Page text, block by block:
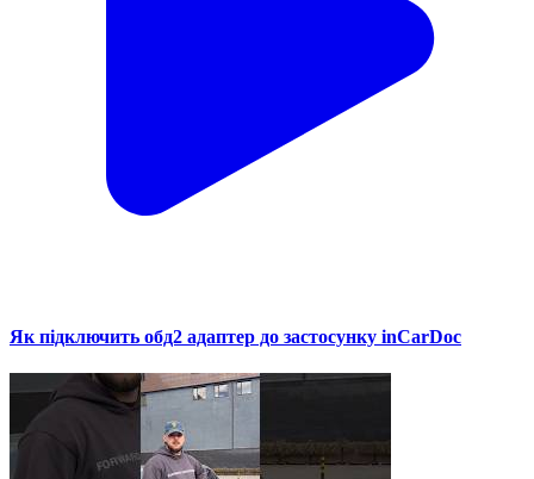
Як підключить обд2 адаптер до застосунку inCarDoc